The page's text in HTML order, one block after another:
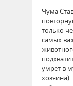
Чума
только
самых
умрет в